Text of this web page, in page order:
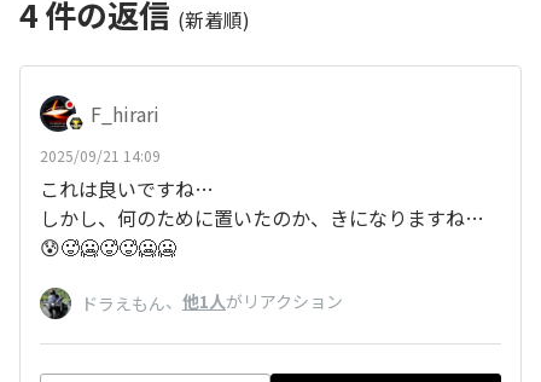
4件の返信 (新着順)
F_hirari
2025/09/21 14:09
これは良いですね…
しかし、何のために置いたのか、きになりますね…
😰🥵🥶🥵🥵🥶🥶
ドラえもん、 他1人がリアクション